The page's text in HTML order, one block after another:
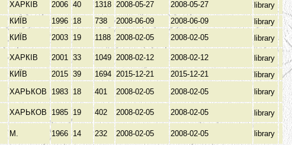
ХАРКІВ 2006 40 1318 2008-05-27 2008-05-27
library
КИЇВ 1996 18 738 2008-06-09 2008-06-09
library
КИЇВ 2003 19 1188 2008-02-05 2008-02-05 library
ХАРКІВ 2001 33 1049 2008-02-12 2008-02-12
library
КИЇВ 2015 39 1694 2015-12-21 2015-12-21
library
ХАРЬКОВ 1983 18 401 2008-02-05 2008-02-05 library
ХАРЬКОВ 1985 19 402 2008-02-05 2008-02-05 library
М. 1966 14 232 2008-02-05 2008-02-05 library